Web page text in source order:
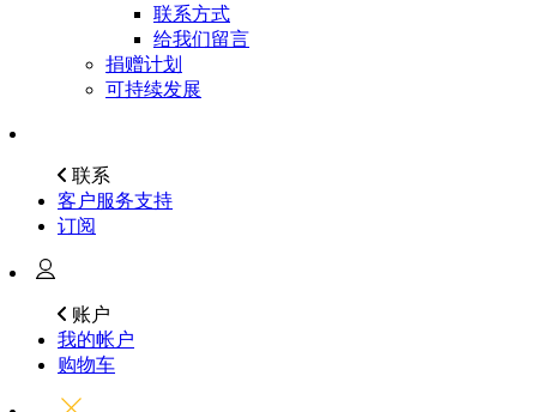
联系方式
给我们留言
捐赠计划
可持续发展
联系
客户服务支持
订阅
账户
我的帐户
购物车